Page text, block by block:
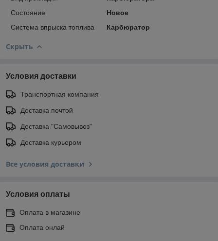
Состояние
Новое
Система впрыска топлива
Карбюратор
Скрыть
Условия доставки
Транспортная компания
Доставка почтой
Доставка "Самовывоз"
Доставка курьером
Все условия доставки
Условия оплаты
Оплата в магазине
Оплата онлай